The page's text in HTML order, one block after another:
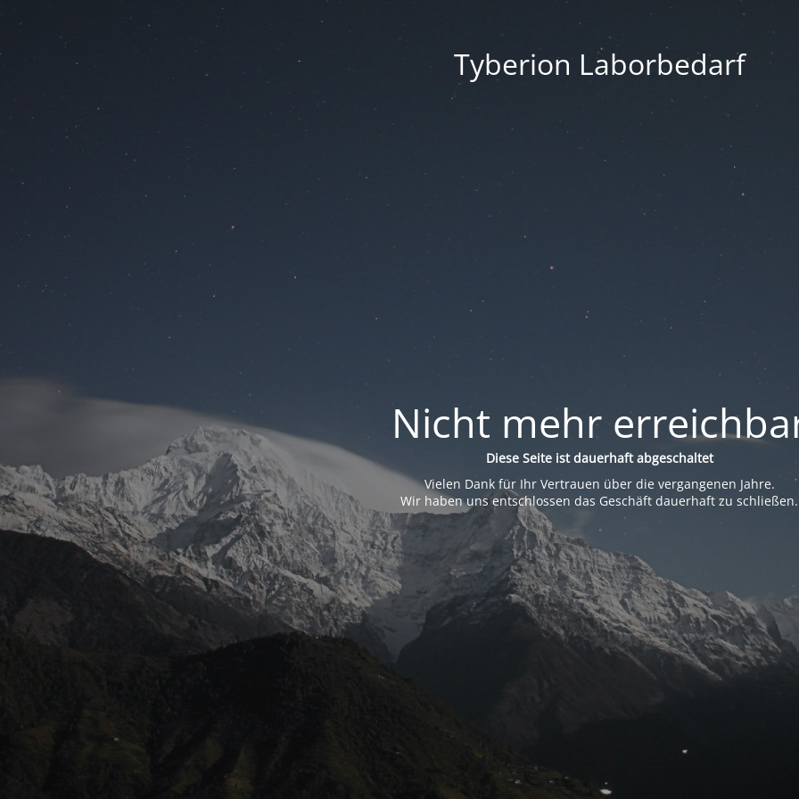
Tyberion Laborbedarf
Nicht mehr
Diese Seite ist dauerhaft abgeschaltet
Vielen Dank für Ihr Vertrauen über die vergangenen Jahre.
Wir haben uns entschlossen das Geschäft dauerhaft zu schließen.